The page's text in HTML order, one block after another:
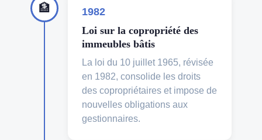
🏦
1982
Loi sur la copropriété des
immeubles bâtis
La loi du 10 juillet 1965, révisée
en 1982, consolide les droits
des copropriétaires et impose de
nouvelles obligations aux
gestionnaires.